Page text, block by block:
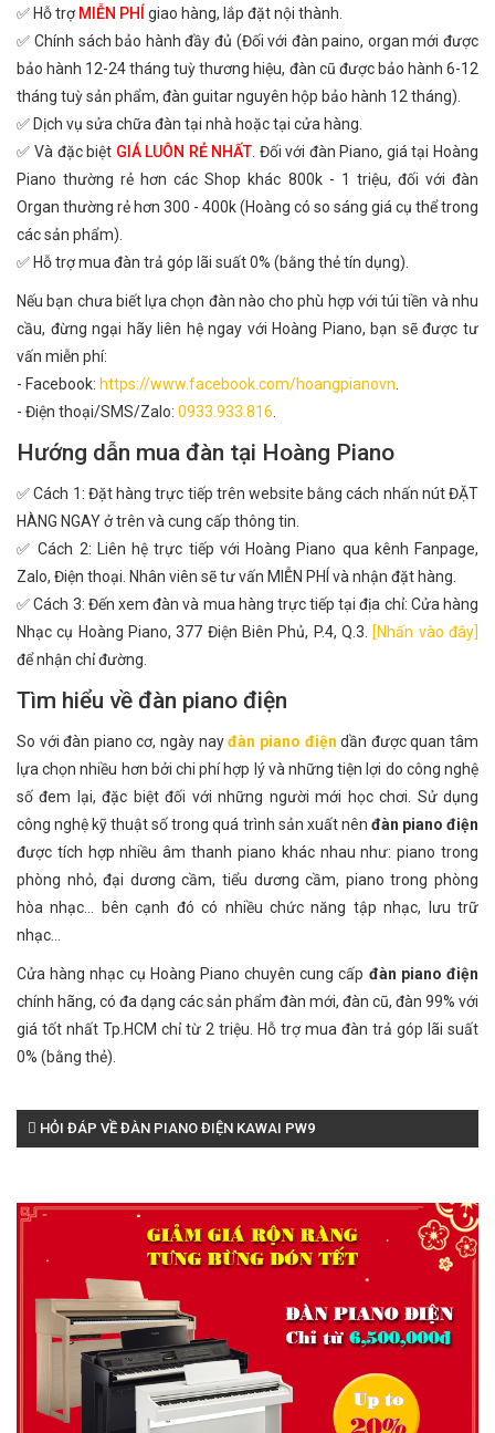
✅ Hỗ trợ MIỄN PHÍ giao hàng, lắp đặt nội thành.
✅ Chính sách bảo hành đầy đủ (Đối với đàn paino, organ mới được
bảo hành 12-24 tháng tuỳ thương hiệu, đàn cũ được bảo hành 6-12
tháng tuỳ sản phẩm, đàn guitar nguyên hộp bảo hành 12 tháng).
✅ Dịch vụ sửa chữa đàn tại nhà hoặc tại cửa hàng.
✅ Và đặc biệt GIÁ LUÔN RẺ NHẤT . Đối với đàn Piano, giá tại Hoàng
Piano thường rẻ hơn các Shop khác 800k - 1 triệu, đối với đàn
Organ thường rẻ hơn 300 - 400k (Hoàng có so sáng giá cụ thể trong
các sản phẩm).
✅ Hỗ trợ mua đàn trả góp lãi suất 0% (bằng thẻ tín dụng).
Nếu bạn chưa biết lựa chọn đàn nào cho phù hợp với túi tiền và nhu
cầu, đừng ngại hãy liên hệ ngay với Hoàng Piano, bạn sẽ được tư
vấn miễn phí:
- Facebook: https://www.facebook.com/hoangpianovn
- Điện thoại/SMS/Zalo: 0933.933.816
Hướng dẫn mua đàn tại Hoàng Piano
✅ Cách 1: Đặt hàng trực tiếp trên website bằng cách nhấn nút ĐẶT
HÀNG NGAY ở trên và cung cấp thông tin.
✅ Cách 2: Liên hệ trực tiếp với Hoàng Piano qua kênh Fanpage,
Zalo, Điện thoại. Nhân viên sẽ tư vấn MIỄN PHÍ và nhận đặt hàng.
✅ Cách 3: Đến xem đàn và mua hàng trực tiếp tại địa chỉ: Cửa hàng
Nhạc cụ Hoàng Piano, 377 Điện Biên Phủ, P.4, Q.3.
[Nhấn vào đây]
để nhận chỉ đường.
Tìm hiểu về đàn piano điện
So với đàn piano cơ, ngày nayđàn piano điện dần được quan tâm
lựa chọn nhiều hơn bởi chi phí hợp lý và những tiện lợi do công nghệ
số đem lại, đặc biệt đối với những người mới học chơi. Sử dụng
công nghệ kỹ thuật số trong quá trình sản xuất nên đàn piano điện
được tích hợp nhiều âm thanh piano khác nhau như: piano trong
phòng nhỏ, đại dương cầm, tiểu dương cầm, piano trong phòng
hòa nhạc... bên cạnh đó có nhiều chức năng tập nhạc, lưu trữ
nhạc...
Cửa hàng nhạc cụ Hoàng Piano chuyên cung cấp đàn piano điện
chính hãng, có đa dạng các sản phẩm đàn mới, đàn cũ, đàn 99% với
giá tốt nhất Tp.HCM chỉ từ 2 triệu. Hỗ trợ mua đàn trả góp lãi suất
0% (bằng thẻ).
HỎI ĐÁP VỀ ĐÀN PIANO ĐIỆN KAWAI PW9